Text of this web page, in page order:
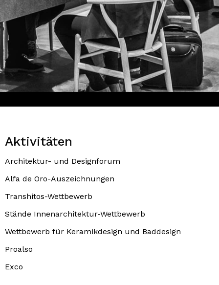
Aktivitäten
Architektur- und Designforum
Alfa de Oro-Auszeichnungen
Transhitos-Wettbewerb
Stände Innenarchitektur-Wettbewerb
Wettbewerb für Keramikdesign und Baddesign
Proalso
Exco